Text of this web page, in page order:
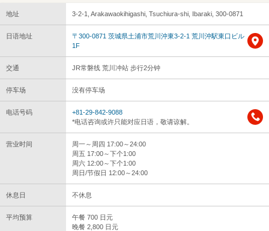
地址 3-2-1, Arakawaokihigashi, Tsuchiura-shi, Ibaraki, 300-0871
日语地址
〒300-0871 茨城県土浦市荒川沖東3-2-1 荒川沖駅東口ビル
1F
交通 JR常磐线 荒川冲站 步行2分钟
停车场 没有停车场
电话号码
+81-29-842-9088
*电话咨询或许只能对应日语，敬请谅解。
营业时间
周一～周四 17:00～24:00
周五 17:00～下个1:00
周六 12:00～下个1:00
周日/节假日 12:00～24:00
休息日 不休息
平均预算
午餐 700 日元
晚餐 2,800 日元